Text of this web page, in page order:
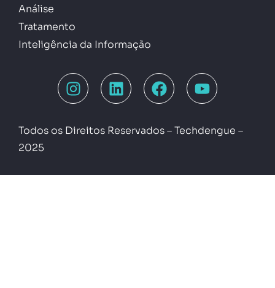
Análise
Tratamento
Inteligência da Informação
Todos os Direitos Reservados – Techdengue –
2025